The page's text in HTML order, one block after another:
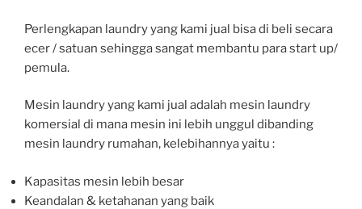
Perlengkapan laundry yang kami jual bisa di beli secara
ecer / satuan sehingga sangat membantu para start up/
pemula.
Mesin laundry yang kami jual adalah mesin laundry
komersial di mana mesin ini lebih unggul dibanding
mesin laundry rumahan, kelebihannya yaitu :
Kapasitas mesin lebih besar
Keandalan & ketahanan yang baik